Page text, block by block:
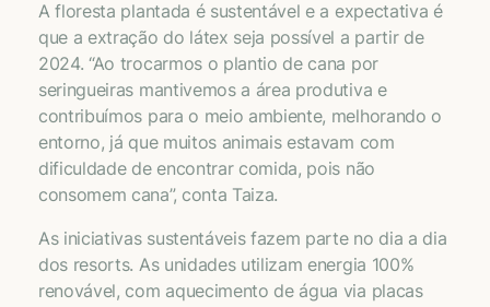
A floresta plantada é sustentável e a expectativa é
que a extração do látex seja possível a partir de
2024. “Ao trocarmos o plantio de cana por
seringueiras mantivemos a área produtiva e
contribuímos para o meio ambiente, melhorando o
entorno, já que muitos animais estavam com
dificuldade de encontrar comida, pois não
consomem cana”, conta Taiza.
As iniciativas sustentáveis fazem parte no dia a dia
dos resorts. As unidades utilizam energia 100%
renovável, com aquecimento de água via placas